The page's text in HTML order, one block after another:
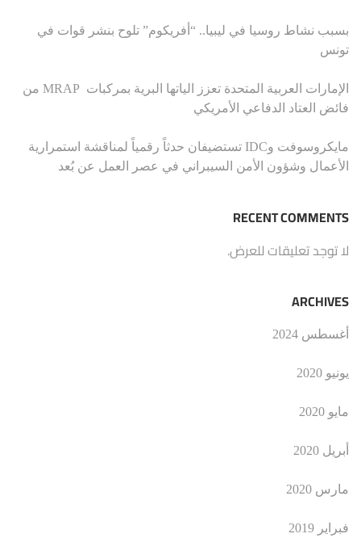
بسبب نشاط روسيا في ليبيا.. “أفريكوم” تلوح بنشر قوات في
تونس
الإمارات العربية المتحدة تعزز الياتها البرية بمركبات MRAP من
فائض العتاد الدفاعي الأمريكي
مايكروسوفت وIDC تستضيفان حدثاً رقمياً لمناقشة استمرارية
الأعمال وشؤون الأمن السيبراني في عصر العمل عن بُعد
RECENT COMMENTS
لا توجد تعليقات للعرض.
ARCHIVES
أغسطس 2024
يونيو 2020
مايو 2020
أبريل 2020
مارس 2020
فبراير 2019